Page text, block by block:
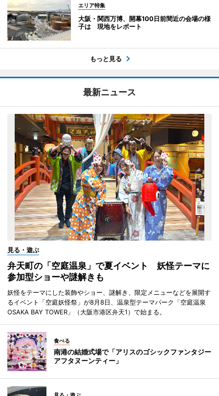
エリア特集
大阪・関西万博、開幕100日前間近の会場の様
子は 現地をレポート
もっと見る
最新ニュース
見る・遊ぶ
弁天町の「空庭温泉」で夏イベント 妖怪テーマに
参加型ショーや謎解きも
妖怪をテーマにした装飾やショー、謎解き、限定メニューなどを展開す
るイベント「空庭妖怪祭」が8月8日、温泉型テーマパーク「空庭温泉
OSAKA BAY TOWER」（大阪市港区弁天1）で始まる。
食べる
南港の結婚式場で「アリスのゴシックファンタジー
アフタヌーンティー」